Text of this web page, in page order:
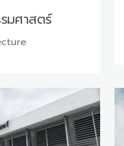
มศาสตร์